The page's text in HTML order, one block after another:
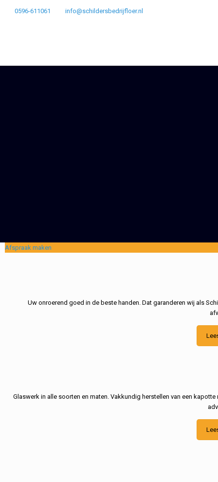
0596-611061 info@schildersbedrijfloer.nl
Afspraak maken
Uw onroerend goed in de beste handen. Dat garanderen wij als
Glaswerk in alle soorten en maten. Vakkundig herstellen van een